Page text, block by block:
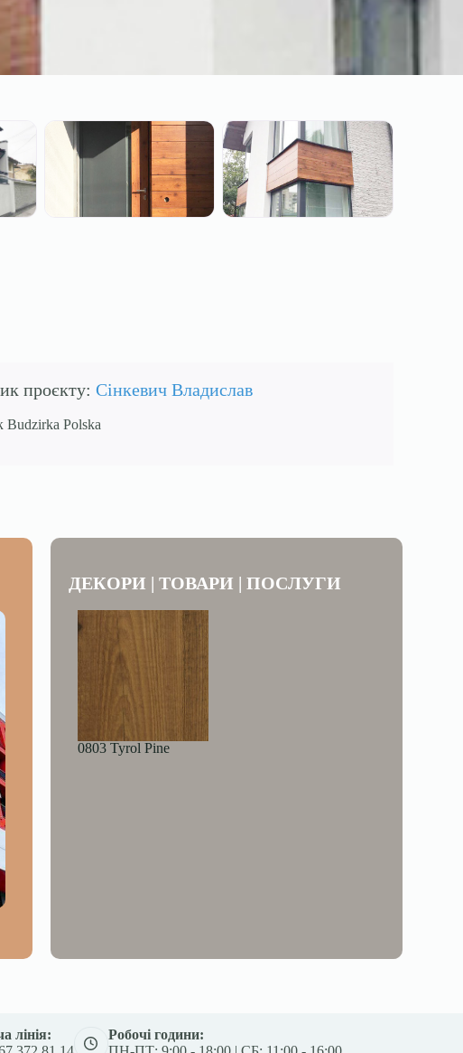
проєкту: Сінкевич Владислав
Budzirka Polska
ДЕКОРИ | ТОВАРИ | ПОСЛУГИ
0803 Tyrol Pine
лінія:
Робочі години: